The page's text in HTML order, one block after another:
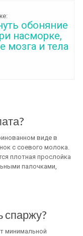
обоняние
насморке,
мозга и тела
виде в
с соевого молока.
плотная прослойка
палочками,
спаржу?
минимальной